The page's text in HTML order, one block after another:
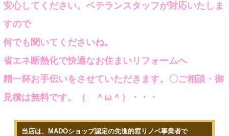
安心してください。ベテランスタッフが対応いたしま
すので
何でも聞いてくださいね。
省エネ断熱化で快適なお住まいリフォームへ
精一杯お手伝いをさせていただきます。〇ご相談・御
見積は無料です。（ ＾ω＾）・・・
当店は、MADOショップ認定の先進的窓リノベ事業者で